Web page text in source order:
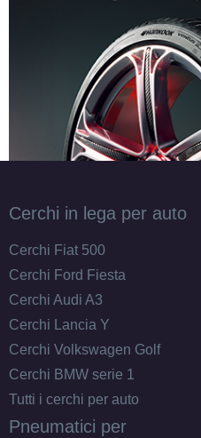
Cerchi in lega per auto
Cerchi Fiat 500
Cerchi Ford Fiesta
Cerchi Audi A3
Cerchi Lancia Y
Cerchi Volkswagen Golf
Cerchi BMW serie 1
Tutti i cerchi per auto
Pneumatici per